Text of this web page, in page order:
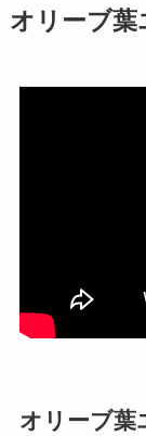
オリーブ葉
オリーブ葉